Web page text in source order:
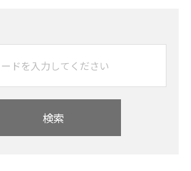
検索